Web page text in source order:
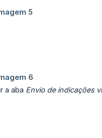
a aba Envio de indicações